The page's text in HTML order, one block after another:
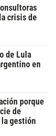
crisis de
de Lula
en
porque
de
gestión